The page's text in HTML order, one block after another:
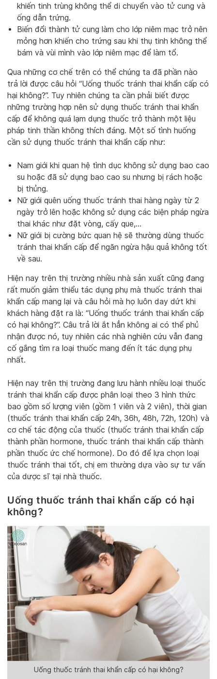
khiến tinh trùng không thể di chuyển vào tử cung và
ống dẫn trứng.
Biến đổi thành tử cung làm cho lớp niêm mạc trở nên
mỏng hơn khiến cho trứng sau khi thụ tinh không thể
bám và vùi mình vào lớp niêm mạc để làm tổ.
Qua những cơ chế trên có thể chúng ta đã phần nào
trả lời được câu hỏi “Uống thuốc tránh thai khẩn cấp có
hại không?”. Tuy nhiên chúng ta cần phải biết được
những trường hợp nên sử dụng thuốc tránh thai khẩn
cấp để không quá lạm dụng thuốc trở thành một liệu
pháp tinh thần không thích đáng. Một số tình huống
cần sử dụng thuốc tránh thai khẩn cấp như:
Nam giới khi quan hệ tình dục không sử dụng bao cao
su hoặc đã sử dụng bao cao su nhưng bị rách hoặc
bị thủng.
Nữ giới quên uống thuốc tránh thai hàng ngày từ 2
ngày trở lên hoặc không sử dụng các biện pháp ngừa
thai khác như đặt vòng, cấy que,…
Nữ giới bị cường bức quan hệ sẽ thường dùng thuốc
tránh thai khẩn cấp để ngăn ngừa hậu quả không tốt
về sau.
Hiện nay trên thị trường nhiều nhà sản xuất cũng đang
rất muốn giảm thiểu tác dụng phụ mà thuốc tránh thai
khẩn cấp mang lại và câu hỏi mà họ luôn day dứt khi
khách hàng đặt ra là: “Uống thuốc tránh thai khẩn cấp
có hại không?”. Câu trả lời ắt hẳn không ai có thể phủ
nhận được nó, tuy nhiên các nhà nghiên cứu vẫn đang
cố gắng tìm ra loại thuốc mang đến ít tác dụng phụ
nhất.
Hiện nay trên thị trường đang lưu hành nhiều loại thuốc
tránh thai khẩn cấp được phân loại theo 3 hình thức
bao gồm số lượng viên (gồm 1 viên và 2 viên), thời gian
(thuốc tránh thai khẩn cấp 24h, 36h, 48h, 72h, 120h) và
cơ chế tác động của thuốc (thuốc tránh thai khẩn cấp
thành phần hormone, thuốc tránh thai khẩn cấp thành
phần thuốc ức chế hormone). Do đó để lựa chọn loại
thuốc tránh thai tốt, chị em thường dựa vào sự tư vấn
của dược sĩ tại nhà thuốc.
Uống thuốc tránh thai khẩn cấp có hại
không?
Uống thuốc tránh thai khẩn cấp có hại không?